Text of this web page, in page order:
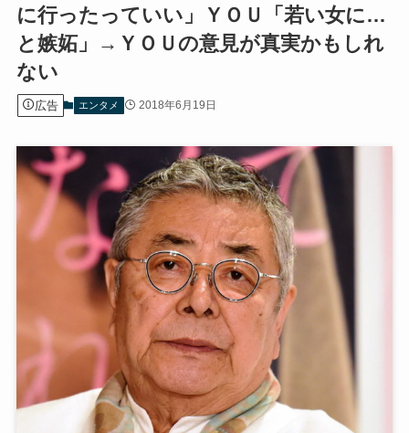
に行ったっていい」ＹＯＵ「若い女に…
と嫉妬」→ＹＯＵの意見が真実かもしれ
ない
広告 エンタメ 2018年6月19日